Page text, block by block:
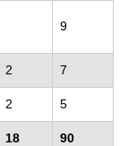
9
2 7
2 5
18 90